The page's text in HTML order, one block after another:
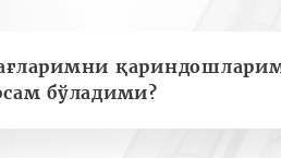
бўладими?